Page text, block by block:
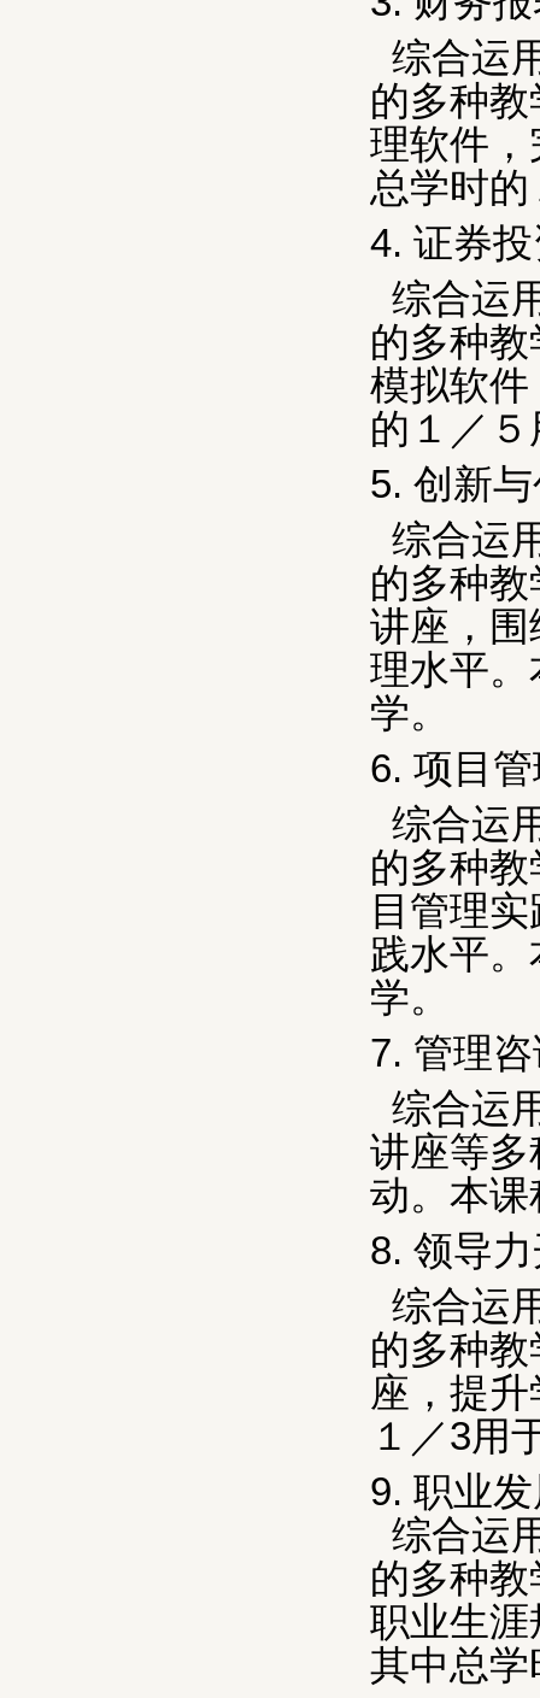
综合运
的多种
理软件
总学时
4. 证券
综合运
的多种
模拟软
的１／
5. 创新
综合运
的多种
讲座，
理水平
学。
6. 项目
综合运
的多种
目管理
践水平
学。
7. 管理
综合运
讲座等
动。本
8. 领导
综合运
的多种
座，提
１／3用
9. 职业
综合运
的多种
职业生
其中总